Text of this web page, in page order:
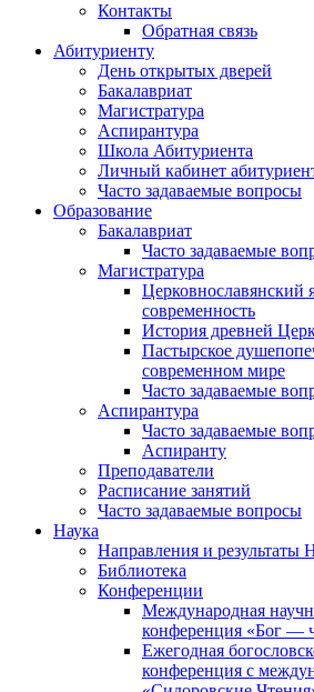
Контакты
Обратная связь
Абитуриенту
День открытых дверей
Бакалавриат
Магистратура
Аспирантура
Школа Абитуриента
Личный кабинет
Часто задаваемые вопросы
Образование
Бакалавриат
Часто задаваемые
Магистратура
Церковнославянский
современность
История древней
Пастырское
современном мире
Часто задаваемые
Аспирантура
Часто задаваемые
Аспиранту
Преподаватели
Расписание занятий
Часто задаваемые вопросы
Наука
Направления и результаты
Библиотека
Конференции
Международная
конференция «Бог —
Ежегодная
конференция с